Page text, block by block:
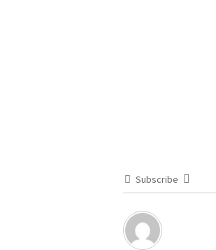
Subscribe